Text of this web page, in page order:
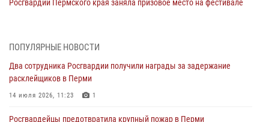
Росгвардии Пермского края заняла призовое место на фестивале
юных спортсменов
03 августа 2026, 10:59
ПОПУЛЯРНЫЕ НОВОСТИ
Два сотрудника Росгвардии получили награды за задержание
расклейщиков в Перми
14 июля 2026, 11:23 1
Росгвардейцы предотвратила крупный пожар в Перми